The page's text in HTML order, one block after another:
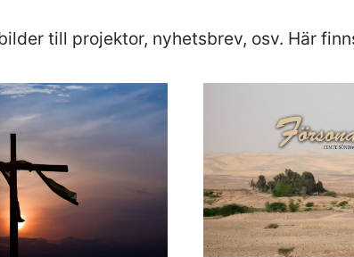
till projektor, nyhetsbrev, osv. Här